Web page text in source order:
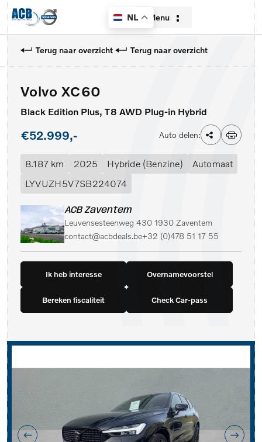
NL Menu
Home
Aanbod
Diensten
Verkocht
Terug naar overzicht Terug naar overzicht
Volvo XC60
Black Edition Plus, T8 AWD Plug-in Hybrid
€52.999,- Auto delen:
8.187 km 2025 Hybride (Benzine)
Automaat
LYVUZH5V7SB224074
ACB Zaventem
Leuvensesteenweg 430 1930 Zaventem
contact@acbdeals.be+32 (0)478 51 17 55
Ik heb interesse Overnamevoorstel
Bereken fiscaliteit Check Car-pass